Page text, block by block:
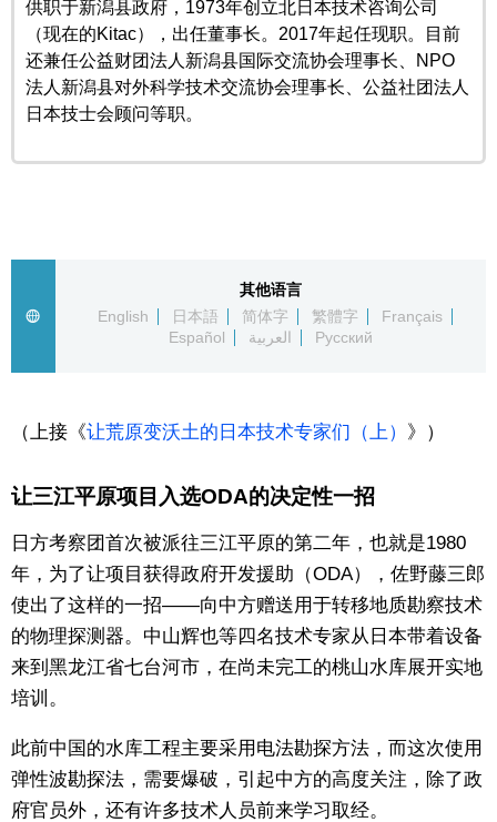
供职于新潟县政府，1973年创立北日本技术咨询公司
（现在的Kitac），出任董事长。2017年起任现职。目前
还兼任公益财团法人新潟县国际交流协会理事长、NPO
法人新潟县对外科学技术交流协会理事长、公益社团法人
日本技士会顾问等职。
其他语言
English
日本語 简体字 繁體字
Français
Español
العربية Русский
（上接《让荒原变沃土的日本技术专家们（上） 》）
让三江平原项目入选ODA的决定性一招
日方考察团首次被派往三江平原的第二年，也就是1980
年，为了让项目获得政府开发援助（ODA），佐野藤三郎
使出了这样的一招——向中方赠送用于转移地质勘察技术
的物理探测器。中山辉也等四名技术专家从日本带着设备
来到黑龙江省七台河市，在尚未完工的桃山水库展开实地
培训。
此前中国的水库工程主要采用电法勘探方法，而这次使用
弹性波勘探法，需要爆破，引起中方的高度关注，除了政
府官员外，还有许多技术人员前来学习取经。